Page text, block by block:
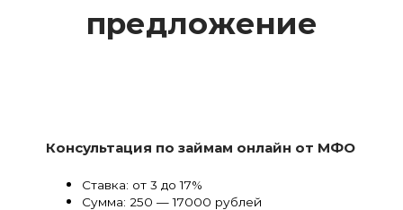
предложение
Консультация по займам онлайн от МФО
Ставка: от 3 до 17%
Сумма: 250 — 17000 рублей